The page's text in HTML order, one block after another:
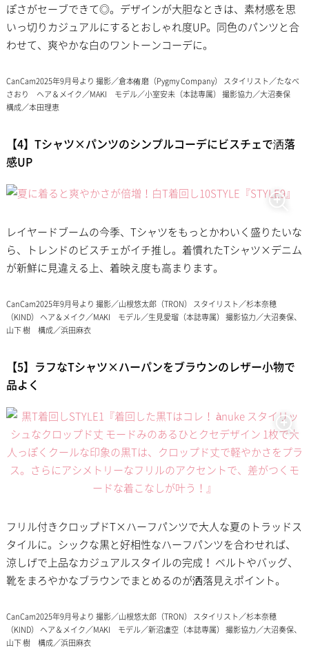
ぽさがセーブできて◎。デザインが大胆なときは、素材感を思
いっ切りカジュアルにするとおしゃれ度UP。同色のパンツと合
わせて、爽やかな白のワントーンコーデに。
CanCam2025年9月号より 撮影／倉本侑磨（Pygmy Company） スタイリスト／たなべ
さおり ヘア＆メイク／MAKI モデル／小室安未（本誌専属） 撮影協力／大沼奏保
構成／本田理恵
【4】Tシャツ×パンツのシンプルコーデにビスチェで洒落
感UP
レイヤードブームの今季、Tシャツをもっとかわいく盛りたいな
ら、トレンドのビスチェがイチ推し。着慣れたTシャツ×デニム
が新鮮に見違える上、着映え度も高まります。
CanCam2025年9月号より 撮影／山根悠太郎（TRON） スタイリスト／杉本奈穂
（KIND） ヘア＆メイク／MAKI モデル／生見愛瑠（本誌専属） 撮影協力／大沼奏保、
山下 樹 構成／浜田麻衣
【5】ラフなTシャツ×ハーパンをブラウンのレザー小物で
品よく
フリル付きクロップドT×ハーフパンツで大人な夏のトラッドス
タイルに。シックな黒と好相性なハーフパンツを合わせれば、
涼しげで上品なカジュアルスタイルの完成！ ベルトやバッグ、
靴をまろやかなブラウンでまとめるのが洒落見えポイント。
CanCam2025年9月号より 撮影／山根悠太郎（TRON） スタイリスト／杉本奈穂
（KIND） ヘア＆メイク／MAKI モデル／新沼凛空（本誌専属） 撮影協力／大沼奏保、
山下 樹 構成／浜田麻衣